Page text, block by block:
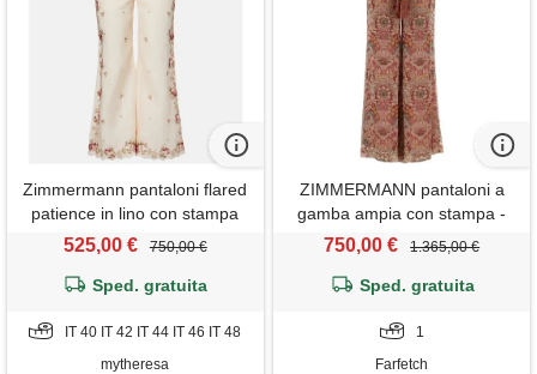
Zimmermann pantaloni flared
patience in lino con stampa
floreale
525,00 € 750,00 €
Sped. gratuita
IT 40 IT 42 IT 44 IT 46 IT 48
mytheresa
ZIMMERMANN pantaloni a
gamba ampia con stampa -
rosso
750,00 € 1.365,00 €
Sped. gratuita
1
Farfetch